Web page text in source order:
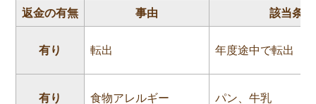
返金の有無 事由 該当条件
有り 転出 年度途中で転出
有り 食物アレルギー パン、牛乳